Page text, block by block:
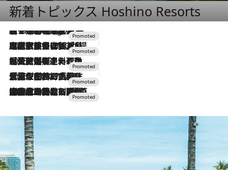
新着トピックス Hoshino Resorts
8 Hours Ago
【トンボの足水浴】ヒノキの香りに包まれて涼感マックス！約13℃の湧水かけ流しを避暑地「星野温泉 トンボの湯」で体験
2026.7.31
【ホテル帰省】という選択肢をOMOが提案。家族とほどよい距離を保つには「昼は実家、夜は気兼ねなくホテルで！」
2026.7.24
【夏限定ディナーコース】旬を迎える稚鮎や花ズッキーニなどをイタリア・トスカーナの郷土料理の手法で満喫！
2026.7.17
「土佐和ハーブかき氷」がOMO7高知に登場！生姜、山椒、大葉など目にも舌にも涼を呼ぶ郷土の味
2026.7.10
NEW OPEN！【界 草津】名湯の地に誕生。趣の異なる2種の温泉と上州ならではの会席・蕎麦割烹など美食を味わう究極の癒やし旅